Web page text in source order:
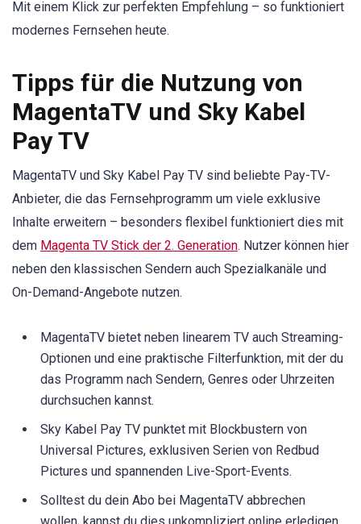
Mit einem Klick zur perfekten Empfehlung – so funktioniert
modernes Fernsehen heute.
Tipps für die Nutzung von
MagentaTV und Sky Kabel
Pay TV
MagentaTV und Sky Kabel Pay TV sind beliebte Pay-TV-
Anbieter, die das Fernsehprogramm um viele exklusive
Inhalte erweitern – besonders flexibel funktioniert dies mit
dem Magenta TV Stick der 2. Generation. Nutzer können hier
neben den klassischen Sendern auch Spezialkanäle und
On-Demand-Angebote nutzen.
MagentaTV bietet neben linearem TV auch Streaming-
Optionen und eine praktische Filterfunktion, mit der du
das Programm nach Sendern, Genres oder Uhrzeiten
durchsuchen kannst.
Sky Kabel Pay TV punktet mit Blockbustern von
Universal Pictures, exklusiven Serien von Redbud
Pictures und spannenden Live-Sport-Events.
Solltest du dein Abo bei MagentaTV abbrechen
wollen, kannst du dies unkompliziert online erledigen.